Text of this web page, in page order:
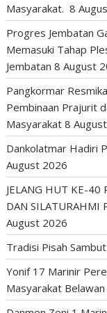
Masyarakat. 8
Progres Jembatan
Memasuki Tahap
Jembatan 8 August
Pangkormar
Pembinaan Prajurit
Masyarakat 8
Dankolatmar Hadiri
August 2026
JELANG HUT KE-40
DAN SILATURAHMI
August 2026
Tradisi Pisah
Yonif 17 Marinir
Masyarakat Belawan